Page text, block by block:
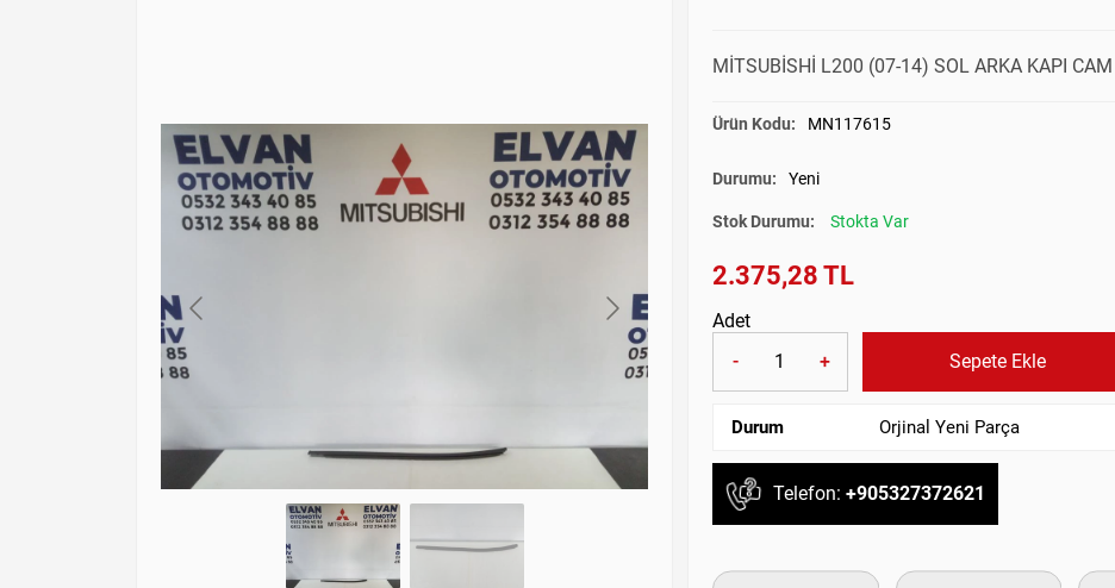
MİTSUBİSHİ L200 (07-14) SOL ARKA KAPI
Ürün Kodu: MN117615
Durumu: Yeni
Stok Durumu: Stokta Var
2.375,28 TL
Adet
-
+ Sepete Ekle
Durum Orjinal Yeni Parça
Telefon: +905327372621